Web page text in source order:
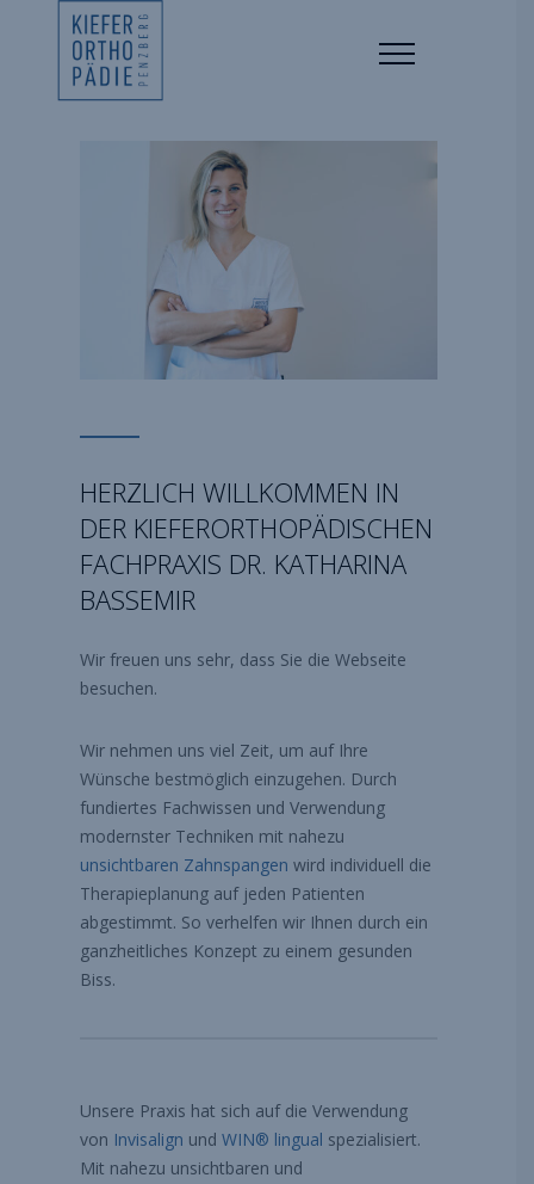
HERZLICH WILLKOMMEN IN
DER KIEFERORTHOPÄDISCHEN
FACHPRAXIS DR. KATHARINA
BASSEMIR
Wir freuen uns sehr, dass Sie die Webseite
besuchen.
Wir nehmen uns viel Zeit, um auf Ihre
Wünsche bestmöglich einzugehen. Durch
fundiertes Fachwissen und Verwendung
modernster Techniken mit nahezu
unsichtbaren Zahnspangen wird individuell die
Therapieplanung auf jeden Patienten
abgestimmt. So verhelfen wir Ihnen durch ein
ganzheitliches Konzept zu einem gesunden
Biss.
Unsere Praxis hat sich auf die Verwendung
von Invisalign und WIN® lingual spezialisiert.
Mit nahezu unsichtbaren und